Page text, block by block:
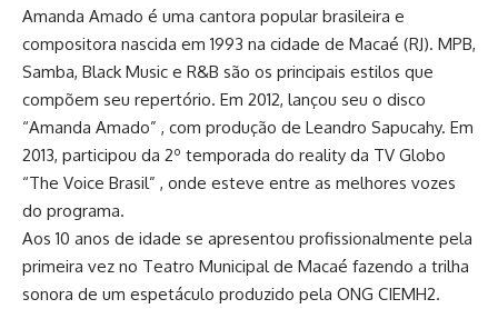
Amanda Amado é uma cantora popular brasileira e
compositora nascida em 1993 na cidade de Macaé (RJ). MPB,
Samba, Black Music e R&B são os principais estilos que
compõem seu repertório. Em 2012, lançou seu o disco
“Amanda Amado” , com produção de Leandro Sapucahy. Em
2013, participou da 2º temporada do reality da TV Globo
“The Voice Brasil” , onde esteve entre as melhores vozes
do programa.
Aos 10 anos de idade se apresentou profissionalmente pela
primeira vez no Teatro Municipal de Macaé fazendo a trilha
sonora de um espetáculo produzido pela ONG CIEMH2.